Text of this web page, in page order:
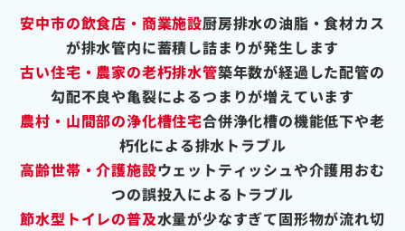
安中市の飲食店・商業施設厨房排水の油脂・食材カス
が排水管内に蓄積し詰まりが発生します
古い住宅・農家の老朽排水管築年数が経過した配管の
勾配不良や亀裂によるつまりが増えています
農村・山間部の浄化槽住宅合併浄化槽の機能低下や老
朽化による排水トラブル
高齢世帯・介護施設ウェットティッシュや介護用おむ
つの誤投入によるトラブル
節水型トイレの普及水量が少なすぎて固形物が流れ切